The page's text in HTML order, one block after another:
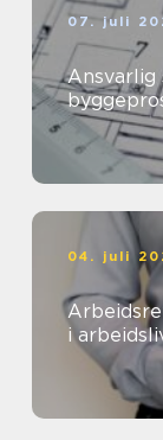
07. juli
04. juli
Arbeidsrett trygghet og tydelige
i